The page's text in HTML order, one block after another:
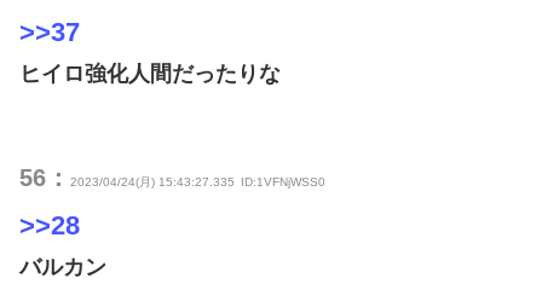
>>37
ヒイロ強化人間だったりな
56： 2023/04/24(月) 15:43:27.335 ID:1VFNjWSS0
>>28
バルカン